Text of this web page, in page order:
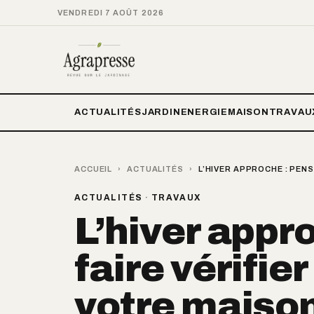
VENDREDI 7 AOÛT 2026
ACTUALITÉSJARDIN ENERGIE MAISON
ACCUEIL › ACTUALITÉS › L’HIVER APPROCHE :
ACTUALITÉS · TRAVAUX
L’hiver
faire vérifier
votre